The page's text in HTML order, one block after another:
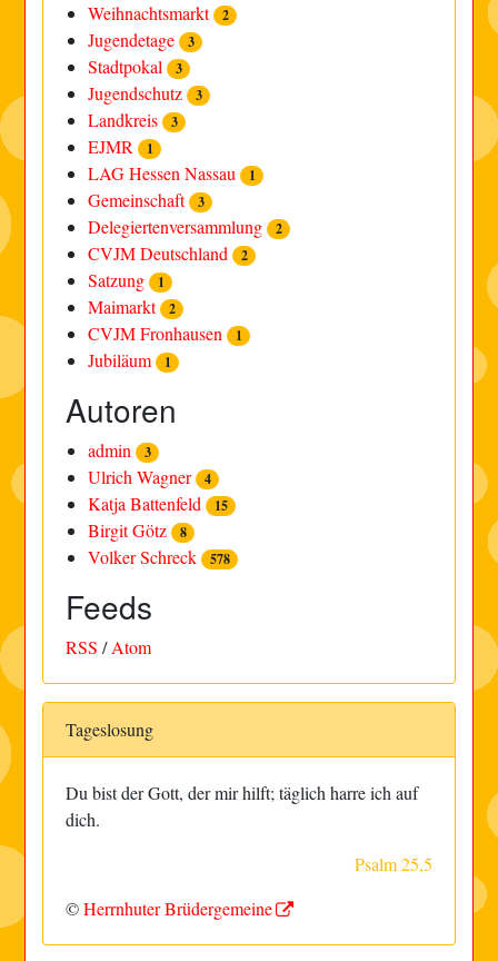
Weihnachtsmarkt 2
Jugendetage 3
Stadtpokal 3
Jugendschutz 3
Landkreis 3
EJMR 1
LAG Hessen Nassau 1
Gemeinschaft 3
Delegiertenversammlung 2
CVJM Deutschland 2
Satzung 1
Maimarkt 2
CVJM Fronhausen 1
Jubiläum 1
Autoren
admin 3
Ulrich Wagner 4
Katja Battenfeld 15
Birgit Götz 8
Volker Schreck 578
Feeds
RSS /Atom
Tageslosung
Du bist der Gott, der mir hilft; täglich harre ich auf
dich.
Psalm 25,5
©Herrnhuter Brüdergemeine